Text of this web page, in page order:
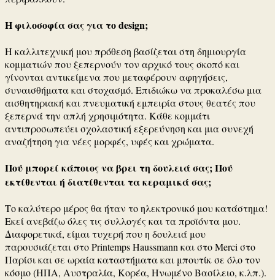
Η φιλοσοφία σας για το design;
Η καλλιτεχνική μου πρόθεση βασίζεται στη δημιουργία
κομματιών που ξεπερνούν τον αρχικό τους σκοπό και
γίνονται αντικείμενα που μεταφέρουν αφηγήσεις,
συναισθήματα και στοχασμό. Επιδιώκω να προκαλέσω μια
αισθητηριακή και πνευματική εμπειρία στους θεατές που
ξεπερνά την απλή χρησιμότητα. Κάθε κομμάτι
αντιπροσωπεύει σχολαστική εξερεύνηση και μια συνεχή
αναζήτηση για νέες μορφές, υφές και χρώματα.
Πού μπορεί κάποιος να βρει τη δουλειά σας;Πού
εκτίθενται ή διατίθενται τα κεραμικά σας;
Το καλύτερο μέρος θα ήταν το ηλεκτρονικό μου κατάστημα!
Εκεί ανεβάζω όλες τις συλλογές και τα προϊόντα μου.
Διαφορετικά, είμαι τυχερή που η δουλειά μου
παρουσιάζεται στο Printemps Haussmann και στο Merci στο
Παρίσι και σε ωραία καταστήματα και μπουτίκ σε όλο τον
κόσμο (ΗΠΑ, Αυστραλία, Κορέα, Ηνωμένο Βασίλειο, κ.λπ.).